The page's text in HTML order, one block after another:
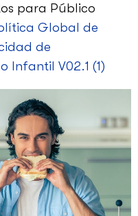
para Público
Global de
de
Infantil V02.1 (1)